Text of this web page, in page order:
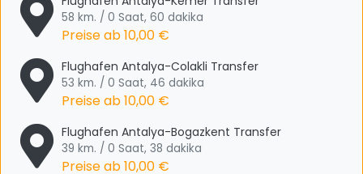
58 km. / 0 Saat, 60 dakika
Preise ab10,00 €
Flughafen Antalya-Colakli Transfer
53 km. / 0 Saat, 46 dakika
Preise ab10,00 €
Flughafen Antalya-Bogazkent Transfer
39 km. / 0 Saat, 38 dakika
Preise ab10,00 €